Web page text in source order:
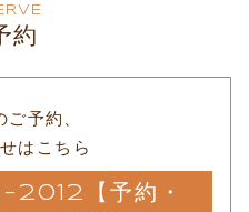
約
予約、
はこちら
【予約・